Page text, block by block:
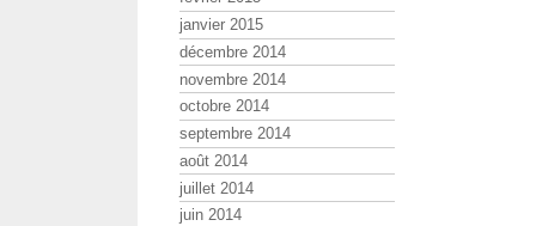
janvier 2015
décembre 2014
novembre 2014
octobre 2014
septembre 2014
août 2014
juillet 2014
juin 2014